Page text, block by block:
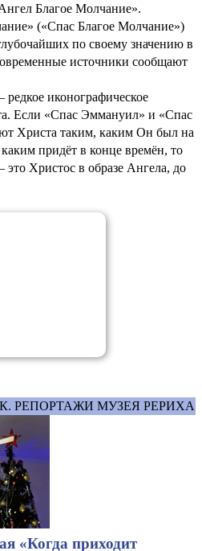
Благое Молчание».
(«Спас Благое Молчание»)
по своему значению в
источники сообщают
иконографическое
Если «Спас Эммануил» и «Спас
Христа таким, каким Он был на
придёт в конце времён, то
Христос в образе Ангела, до
РЕПОРТАЖИ МУЗЕЯ РЕРИХА
«Когда приходит